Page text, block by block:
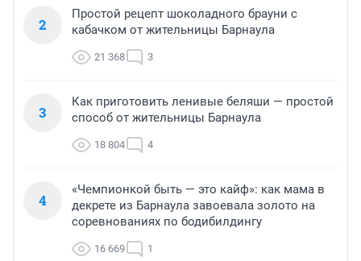
2
Простой рецепт шоколадного брауни с
кабачком от жительницы Барнаула
21 368 3
3
Как приготовить ленивые беляши — простой
способ от жительницы Барнаула
18 804 4
4
«Чемпионкой быть — это кайф»: как мама в
декрете из Барнаула завоевала золото на
соревнованиях по бодибилдингу
16 669 1